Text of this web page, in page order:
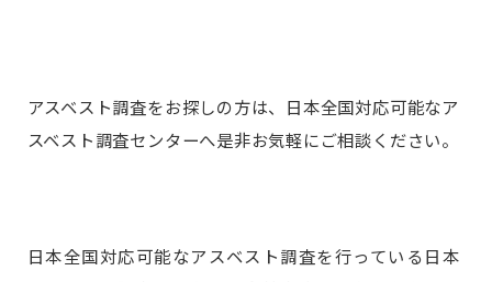
アスベスト調査をお探しの方は、日本全国対応可能なア
スベスト調査センターへ是非お気軽にご相談ください。
日本全国対応可能なアスベスト調査を行っている日本